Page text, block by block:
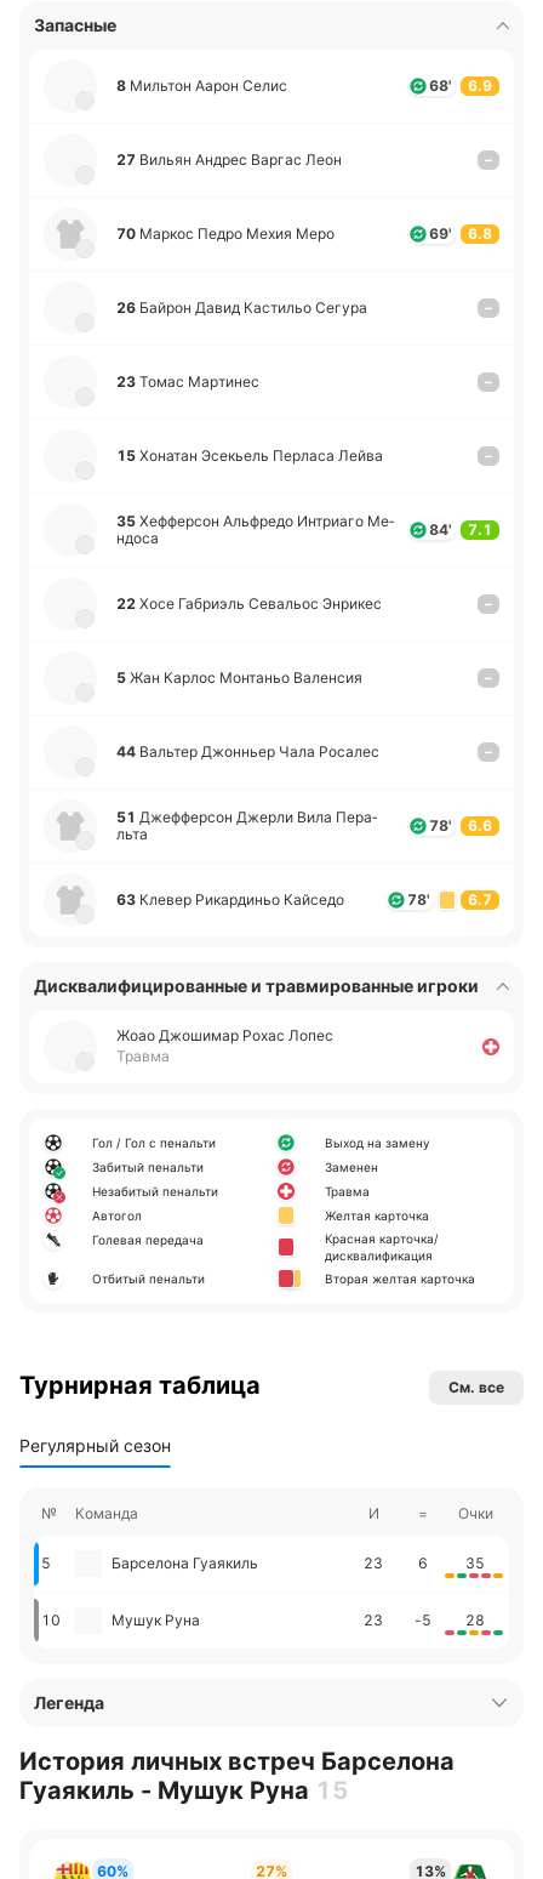
Запасные
8 Ми­льтон Аарон Селис 68' 6.9
27 Вильян Андрес Варгас Леон –
70 Маркос Педро Мехия Меро 69' 6.8
26 Байрон Давид Ка­сти­льо Сегура –
23 Томас Ма­рти­нес –
15 Хо­на­тан Эсе­кьель Пе­рла­са Лейва –
35 Хе­ффе­рсон Альфре­до Интриа­го Ме­
ндо­са
84' 7.1
22 Хосе Га­бриэль Се­ва­льос Энри­кес –
5 Жан Карлос Мо­нта­ньо Ва­ле­нсия –
44 Ва­льтер Джо­нньер Чала Ро­са­лес –
51 Дже­ффе­рсон Джерли Вила Пе­ра­
льта
78' 6.6
63 Клевер Ри­ка­рди­ньо Кай­се­до 78' 6.7
Дисквалифицированные и травмированные игроки
Жоао Джо­ши­мар Рохас Лопес
Травма
Гол / Гол с пенальти
Забитый пенальти
Незабитый пенальти
Автогол
Голевая передача
Отбитый пенальти
Выход на замену
Заменен
Травма
Желтая карточка
Красная карточка/
дисквалификация
Вторая желтая карточка
Турнирная таблица См. все
Регулярный сезон
№ Команда И = Очки
5 Барселона Гуаякиль 23 6 35
10 Мушук Руна 23 -5 28
Легенда
История личных встреч Барселона
Гуаякиль - Мушук Руна 15
60% 27% 13%